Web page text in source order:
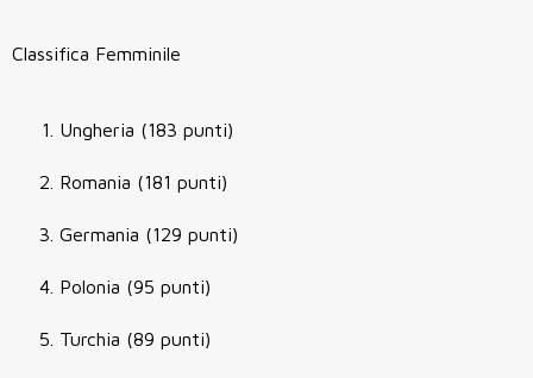
Classifica Femminile
Ungheria (183 punti)
Romania (181 punti)
Germania (129 punti)
Polonia (95 punti)
Turchia (89 punti)